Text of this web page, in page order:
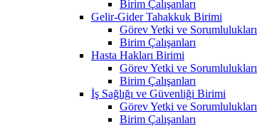
Birim Çalışanları
Gelir-Gider Tahakkuk Birimi
Görev Yetki ve Sorumlulukları
Birim Çalışanları
Hasta Hakları Birimi
Görev Yetki ve Sorumlulukları
Birim Çalışanları
İş Sağlığı ve Güvenliği Birimi
Görev Yetki ve Sorumlulukları
Birim Çalışanları